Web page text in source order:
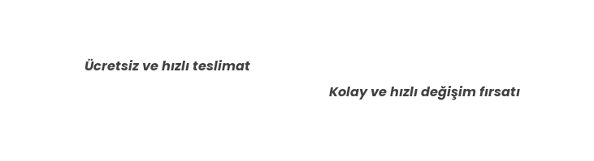
Ürün bilgilerinde hatalar bulunuyor.
Ücretsiz ve hızlı teslimat
Kolay ve hızlı değişim fırsatı